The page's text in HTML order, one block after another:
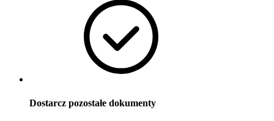
Dostarcz pozostałe dokumenty